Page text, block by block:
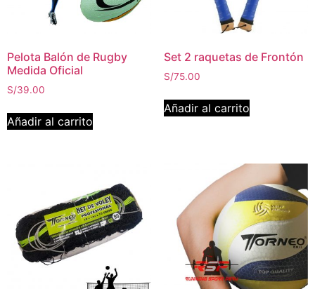
Pelota Balón de Rugby
Medida Oficial
S/39.00
Añadir al carrito
Set 2 raquetas de Frontón
S/75.00
Añadir al carrito